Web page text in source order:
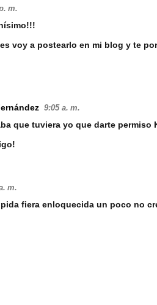
m.
voy a postearlo en mi blog y te
9:05 a. m.
que tuviera yo que darte permiso
m.
fiera enloquecida un poco no